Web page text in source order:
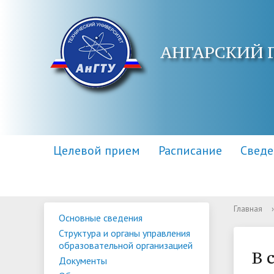
АНГАРСКИЙ
Целевой прием Расписание
Основные сведения
Контакты
Научная библиотека
Центр
Приемная комиссия
Для поступающих инвалидов
Основные сведения
Структура и органы управления
образовательной организацией
Документы
Главная ›
В